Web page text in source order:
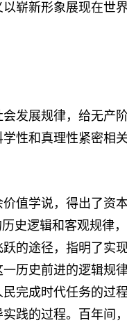
崭新形象展现在世
展规律，给无产
性和真理性紧密相
学说，得出了资本
史逻辑和客观规律
的途径，指明了实
历史前进的逻辑规
完成时代任务的过
践的过程。百年间